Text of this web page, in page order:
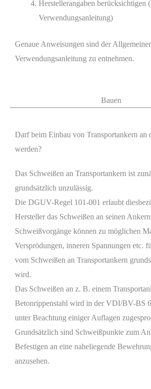
Herstellerangaben berücksichtigen
Verwendungsanleitung)
Genaue Anweisungen sind der
Verwendungsanleitung zu entnehmen.
Bauen
Darf beim Einbau von Transportankern an
werden?
Das Schweißen an Transportankern ist
grundsätzlich unzulässig.
Die DGUV-Regel 101-001 erlaubt
Hersteller das Schweißen an seinen
Schweißvorgänge können zu möglichen
Versprödungen, inneren Spannungen etc.
vom Schweißen an Transportankern
wird.
Das Schweißen an z. B. einem
Betonrippenstahl wird in der VDI/BV-BS
unter Beachtung einiger Auflagen
Grundsätzlich sind Schweißpunkte zum
Befestigen an eine naheliegende
anzusehen.